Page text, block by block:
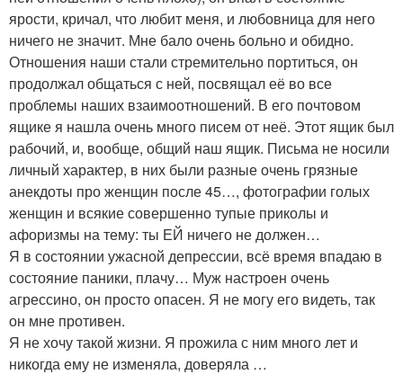
ярости, кричал, что любит меня, и любовница для него
ничего не значит. Мне бало очень больно и обидно.
Отношения наши стали стремительно портиться, он
продолжал общаться с ней, посвящал её во все
проблемы наших взаимоотношений. В его почтовом
ящике я нашла очень много писем от неё. Этот ящик был
рабочий, и, вообще, общий наш ящик. Письма не носили
личный характер, в них были разные очень грязные
анекдоты про женщин после 45…, фотографии голых
женщин и всякие совершенно тупые приколы и
афоризмы на тему: ты ЕЙ ничего не должен…
Я в состоянии ужасной депрессии, всё время впадаю в
состояние паники, плачу… Муж настроен очень
агрессино, он просто опасен. Я не могу его видеть, так
он мне противен.
Я не хочу такой жизни. Я прожила с ним много лет и
никогда ему не изменяла, доверяла …